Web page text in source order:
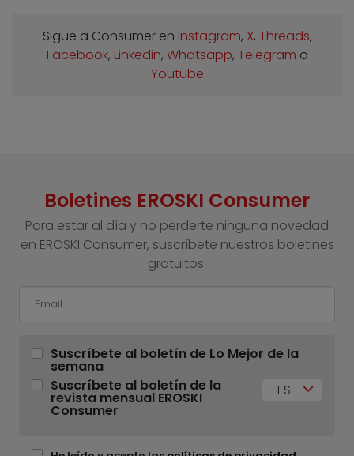
Sigue a Consumer en Instagram, X, Threads,
Facebook, Linkedin, Whatsapp, Telegram o
Youtube
Boletines EROSKI Consumer
Para estar al día y no perderte ninguna novedad
en EROSKI Consumer, suscríbete nuestros boletines
gratuitos.
Suscríbete al boletín de Lo Mejor de la
semana
Suscríbete al boletín de la
revista mensual EROSKI
Consumer
ES